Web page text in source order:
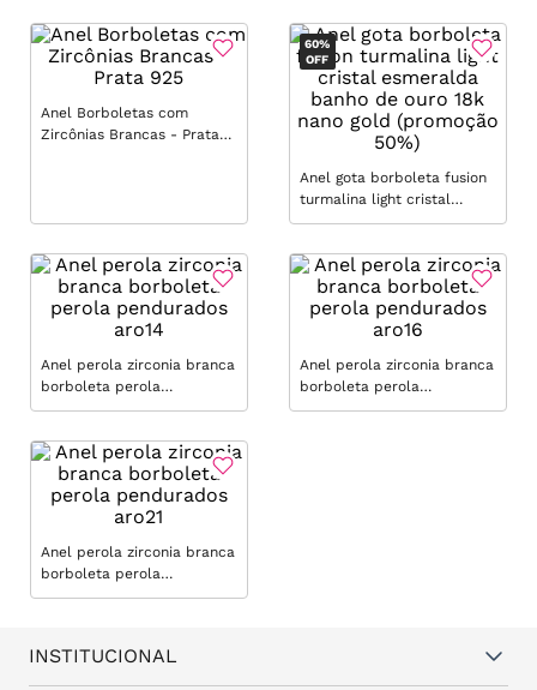
Ouro 18k
Anel Borboletas com
Zircônias Brancas - Prata
60%
OFF
Anel gota borboleta fusion
turmalina light cristal
esmeralda banho de ouro
50%)
Anel perola zirconia branca
borboleta perola
pendurados aro14
Anel perola zirconia branca
borboleta perola
pendurados aro16
Anel perola zirconia branca
borboleta perola
pendurados aro21
INSTITUCIONAL